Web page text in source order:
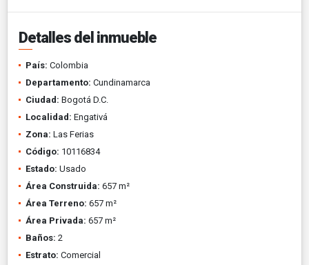
Detalles del inmueble
País: Colombia
Departamento: Cundinamarca
Ciudad: Bogotá D.C.
Localidad: Engativá
Zona: Las Ferias
Código: 10116834
Estado: Usado
Área Construida: 657 m²
Área Terreno: 657 m²
Área Privada: 657 m²
Baños: 2
Estrato: Comercial